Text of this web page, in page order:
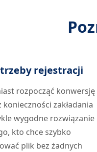
rejestracji
rozpocząć konwersję
zakładania
wygodne rozwiązanie
kto chce szybko
plik bez żadnych